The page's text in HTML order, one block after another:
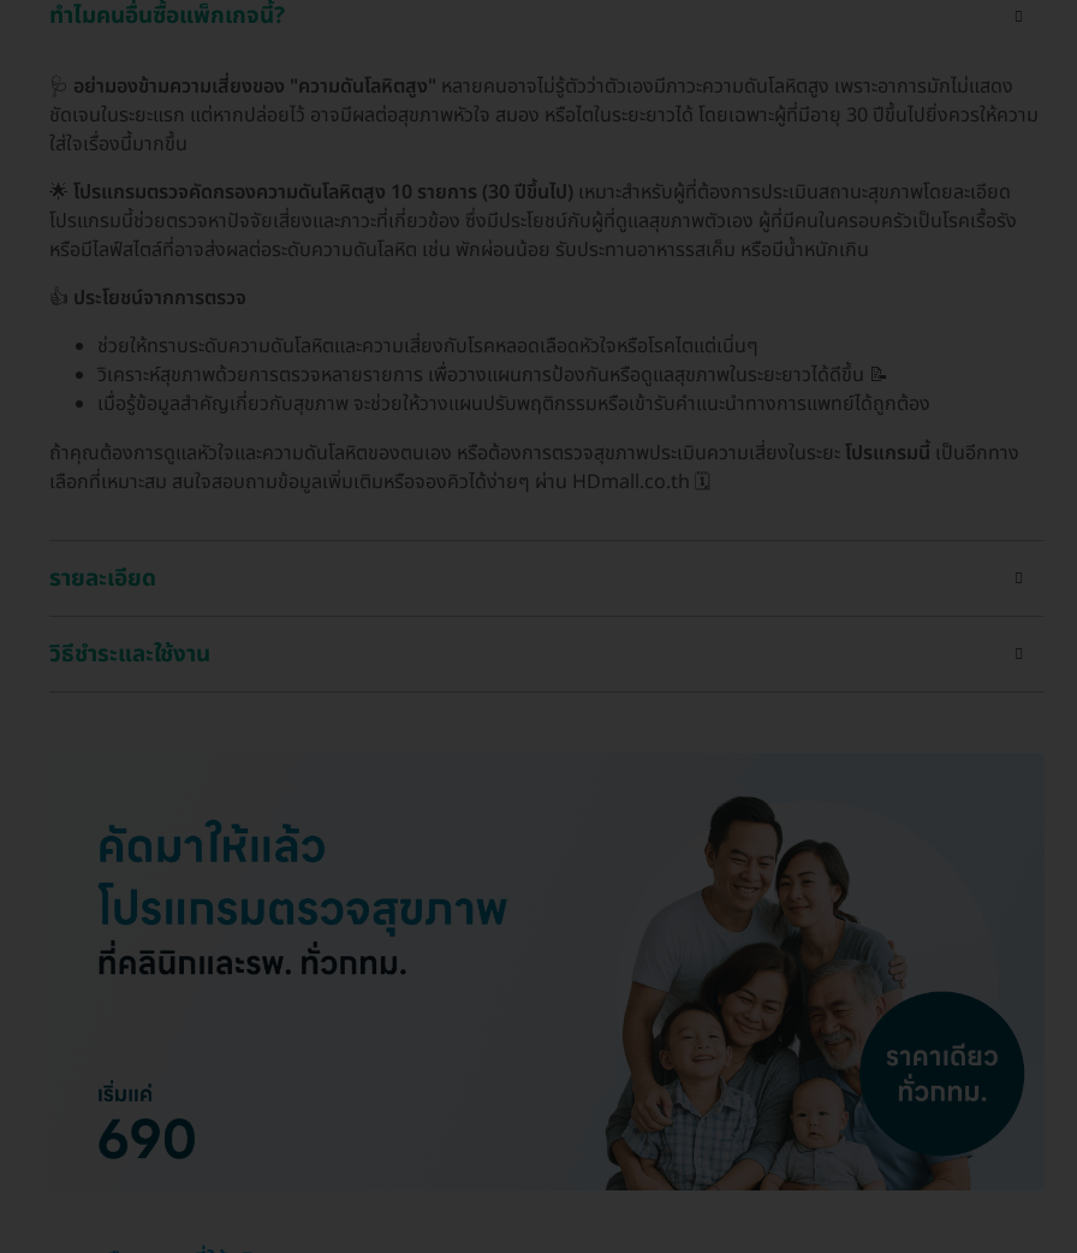
ทำไมคนอื่นซื้อแพ็กเกจนี้?
🩺 อย่ามองข้ามความเสี่ยงของ "ความดันโลหิตสูง" หลายคนอาจไม่รู้ตัวว่าตัวเองมีภาวะความดันโลหิตสูง เพราะอาการมักไม่แสดง
ชัดเจนในระยะแรก แต่หากปล่อยไว้ อาจมีผลต่อสุขภาพหัวใจ สมอง หรือไตในระยะยาวได้ โดยเฉพาะผู้ที่มีอายุ 30 ปีขึ้นไปยิ่งควรให้ความ
ใส่ใจเรื่องนี้มากขึ้น
🌟 โปรแกรมตรวจคัดกรองความดันโลหิตสูง 10 รายการ (30 ปีขึ้นไป) เหมาะสำหรับผู้ที่ต้องการประเมินสถานะสุขภาพโดยละเอียด
โปรแกรมนี้ช่วยตรวจหาปัจจัยเสี่ยงและภาวะที่เกี่ยวข้อง ซึ่งมีประโยชน์กับผู้ที่ดูแลสุขภาพตัวเอง ผู้ที่มีคนในครอบครัวเป็นโรคเรื้อรัง
หรือมีไลฟ์สไตล์ที่อาจส่งผลต่อระดับความดันโลหิต เช่น พักผ่อนน้อย รับประทานอาหารรสเค็ม หรือมีน้ำหนักเกิน
👍 ประโยชน์จากการตรวจ
ช่วยให้ทราบระดับความดันโลหิตและความเสี่ยงกับโรคหลอดเลือดหัวใจหรือโรคไตแต่เนิ่นๆ
วิเคราะห์สุขภาพด้วยการตรวจหลายรายการ เพื่อวางแผนการป้องกันหรือดูแลสุขภาพในระยะยาวได้ดีขึ้น 📝
เมื่อรู้ข้อมูลสำคัญเกี่ยวกับสุขภาพ จะช่วยให้วางแผนปรับพฤติกรรมหรือเข้ารับคำแนะนำทางการแพทย์ได้ถูกต้อง
ถ้าคุณต้องการดูแลหัวใจและความดันโลหิตของตนเอง หรือต้องการตรวจสุขภาพประเมินความเสี่ยงในระยะ โปรแกรมนี้ เป็นอีกทาง
เลือกที่เหมาะสม สนใจสอบถามข้อมูลเพิ่มเติมหรือจองคิวได้ง่ายๆ ผ่าน HDmall.co.th 🗓️
รายละเอียด
วิธีชำระและใช้งาน